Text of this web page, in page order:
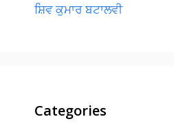
ਸ਼ਿਵ ਕੁਮਾਰ ਬਟਾਲਵੀ
Categories